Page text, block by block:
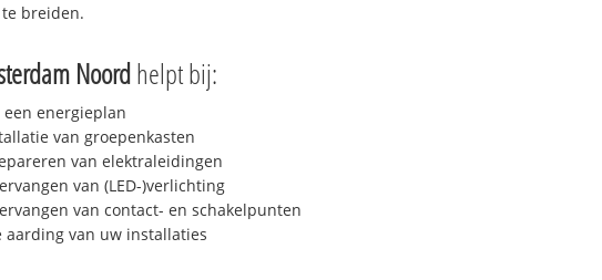
breiden.
Noordhelpt bij:
energieplan
van groepenkasten
van elektraleidingen
van (LED-)verlichting
van contact- en schakelpunten
aarding van uw installaties